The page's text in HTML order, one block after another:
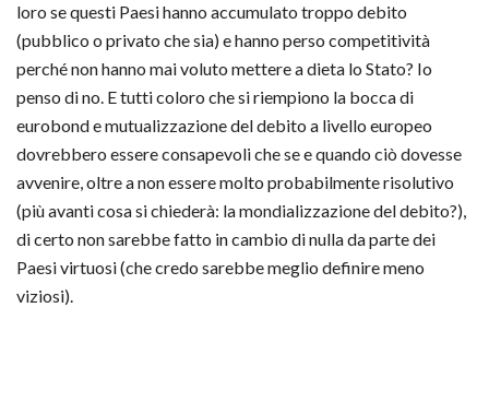
loro se questi Paesi hanno accumulato troppo debito
(pubblico o privato che sia) e hanno perso competitività
perché non hanno mai voluto mettere a dieta lo Stato? Io
penso di no. E tutti coloro che si riempiono la bocca di
eurobond e mutualizzazione del debito a livello europeo
dovrebbero essere consapevoli che se e quando ciò dovesse
avvenire, oltre a non essere molto probabilmente risolutivo
(più avanti cosa si chiederà: la mondializzazione del debito?),
di certo non sarebbe fatto in cambio di nulla da parte dei
Paesi virtuosi (che credo sarebbe meglio definire meno
viziosi).